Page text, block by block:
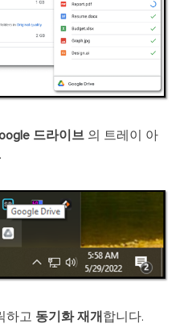
드라이브의 트레이 아
하고 동기화 재개 합니다.